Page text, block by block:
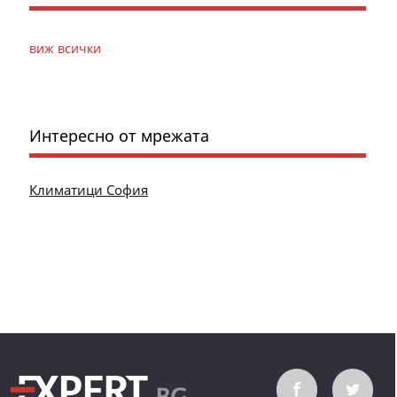
виж всички
Интересно от мрежата
Климатици София